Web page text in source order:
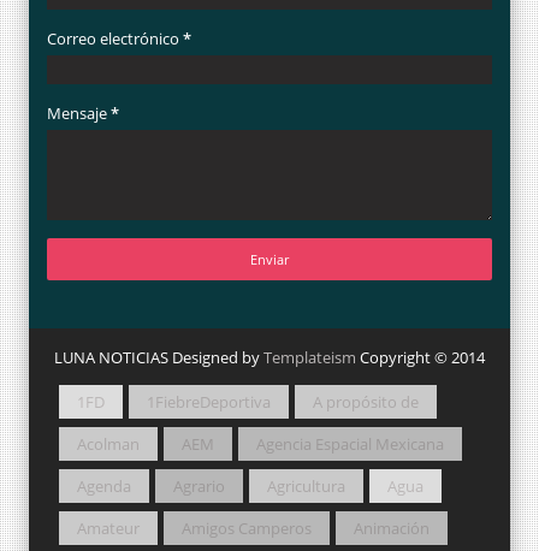
Correo electrónico *
Mensaje*
LUNA NOTICIAS Designed byTemplateism Copyright © 2014
1FD 1FiebreDeportiva
A propósito de
Acolman
AEM
Agencia Espacial Mexicana
Agenda
Agrario Agricultura
Agua
Amateur
Amigos Camperos
Animación